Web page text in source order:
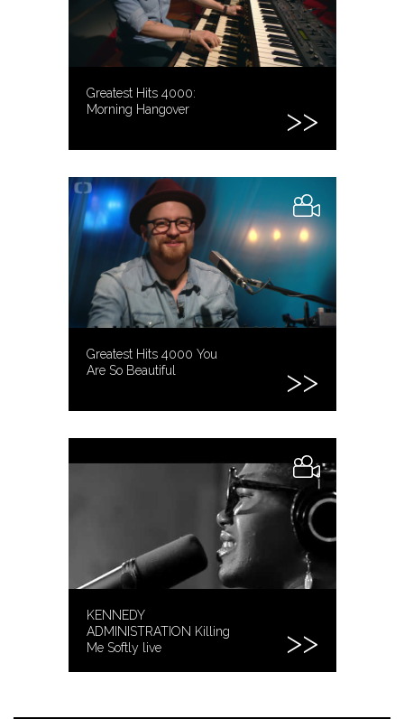
Greatest Hits 4000:
Morning Hangover
Greatest Hits 4000 You
Are So Beautiful
KENNEDY
ADMINISTRATION Killing
Me Softly live